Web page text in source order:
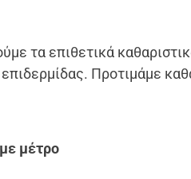
τα επιθετικά
Προτιμάμε
μέτρο